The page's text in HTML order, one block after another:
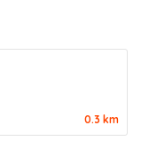
0.3 km